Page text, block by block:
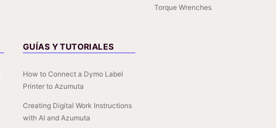
Torque Wrenches
GUÍAS Y TUTORIALES
How to Connect a Dymo Label
Printer to Azumuta
Creating Digital Work Instructions
with AI and Azumuta